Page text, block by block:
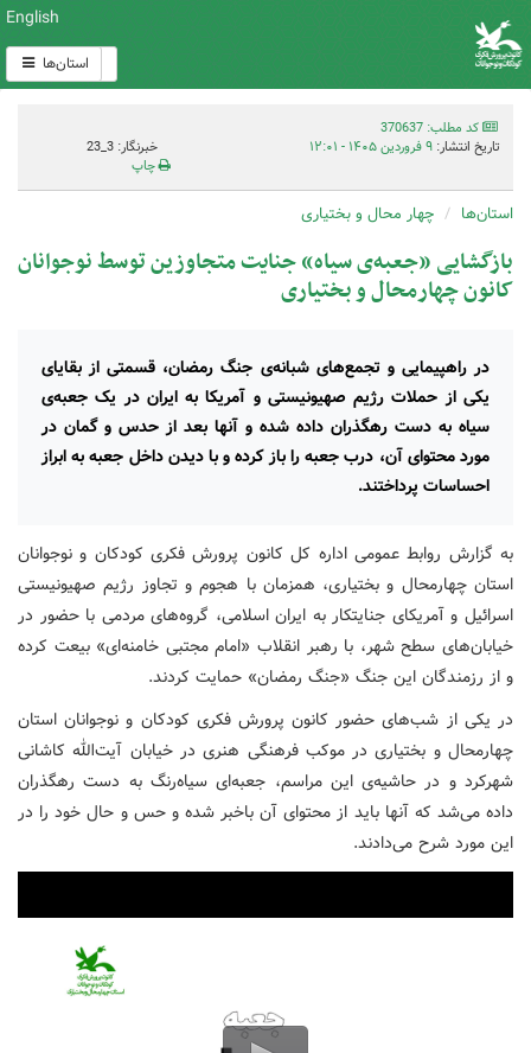
English
استان‌ها
کد مطلب: 370637
تاریخ انتشار: ۹ فروردین ۱۴۰۵ - ۱۲:۰۱
خبرنگار: 3_23
چاپ
استان‌ها چهار محال و بختیاری
بازگشایی «جعبه‌ی سیاه» جنایت متجاوزین توسط نوجوانان
کانون چهارمحال و بختیاری
در راهپیمایی و تجمع‌های شبانه‌ی جنگ رمضان، قسمتی از بقایای
یکی از حملات رژیم صهیونیستی و آمریکا به ایران در یک جعبه‌ی
سیاه به دست رهگذران داده شده و آنها بعد از حدس و گمان در
مورد محتوای آن، درب جعبه را باز کرده و با دیدن داخل جعبه به ابراز
احساسات پرداختند.
به گزارش روابط عمومی اداره کل کانون پرورش فکری کودکان و نوجوانان
استان چهارمحال و بختیاری، همزمان با هجوم و تجاوز رژیم صهیونیستی
اسرائیل و آمریکای جنایتکار به ایران اسلامی، گروه‌های مردمی با حضور در
خیابان‌های سطح شهر، با رهبر انقلاب «امام مجتبی خامنه‌ای» بیعت کرده
و از رزمندگان این جنگ «جنگ رمضان» حمایت کردند.
در یکی از شب‌های حضور کانون پرورش فکری کودکان و نوجوانان استان
چهارمحال و بختیاری در موکب فرهنگی هنری در خیابان آیت‌الله کاشانی
شهرکرد و در حاشیه‌ی این مراسم، جعبه‌ای سیاه‌رنگ به دست رهگذران
داده می‌شد که آنها باید از محتوای آن باخبر شده و حس و حال خود را در
این مورد شرح می‌دادند.